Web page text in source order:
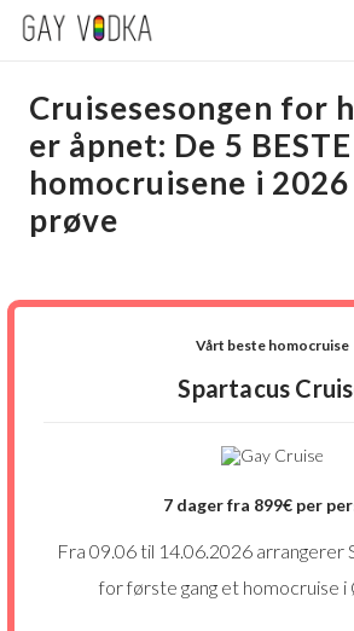
Cruisesesongen for
er åpnet: De 5 BESTE
homocruisene i
prøve
Vårt beste homocruise
Spartacus
7 dager fra 899€ per
Fra 09.06 til 14.06.2026 arrangerer
for første gang et homocruise